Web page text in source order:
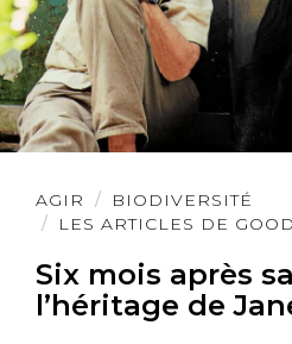
AGIR
BIODIVERSITÉ
LES ARTICLES DE
Six mois après
l’héritage de
Lire
l'article